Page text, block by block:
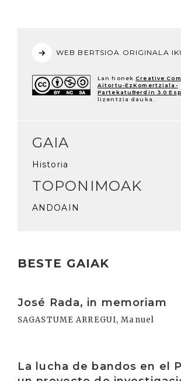
WEB BERTSIOA ORIGINALA
Lan honek Creative
Aitortu-EzKomertziala-
PartekatuBerdin 3.0
lizentzia dauka.
GAIA
Historia
TOPONIMOAK
ANDOAIN
BESTE GAIAK
José Rada, in memoriam
SAGASTUME ARREGUI, Manuel
La lucha de bandos en el